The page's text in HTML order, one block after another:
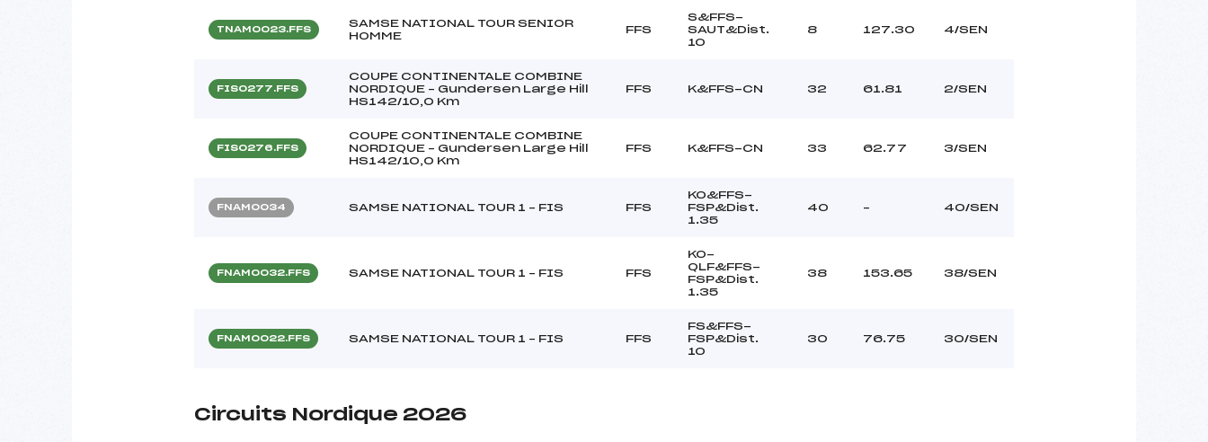
TNAM0023.FFS
SAMSE NATIONAL TOUR SENIOR
HOMME
FFS
S&FFS-
SAUT&Dist.
10
8 127.30 4/SEN
FIS0277.FFS
COUPE CONTINENTALE COMBINE
NORDIQUE – Gundersen Large Hill
HS142/10,0 Km
FFS K&FFS-CN 32 61.81 2/SEN
FIS0276.FFS
COUPE CONTINENTALE COMBINE
NORDIQUE – Gundersen Large Hill
HS142/10,0 Km
FFS K&FFS-CN 33 62.77 3/SEN
FNAM0034 SAMSE NATIONAL TOUR 1 – FIS FFS
KO&FFS-
FSP&Dist.
1.35
40 – 40/SEN
FNAM0032.FFS SAMSE NATIONAL TOUR 1 – FIS FFS
KO-
QLF&FFS-
FSP&Dist.
1.35
38 153.65 38/SEN
FNAM0022.FFS SAMSE NATIONAL TOUR 1 – FIS FFS
FS&FFS-
FSP&Dist.
10
30 76.75 30/SEN
Circuits Nordique 2026